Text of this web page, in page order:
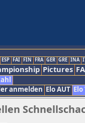
ESP FAI FIN FRA GER GRE INA
Pictures
anmelden Elo AUT